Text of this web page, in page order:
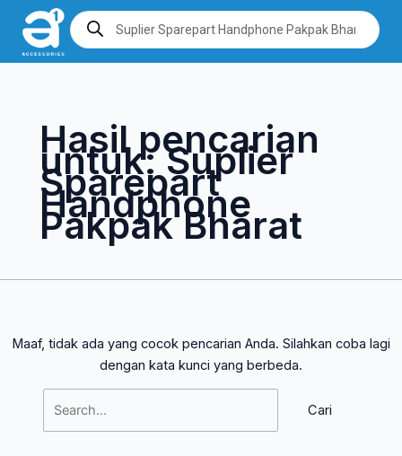
Lewati
konten
Products
search
Hasil pencarian
untuk:Suplier
Sparepart
Handphone
Pakpak Bharat
Maaf, tidak ada yang cocok pencarian Anda. Silahkan coba lagi
dengan kata kunci yang berbeda.
Cari
untuk: